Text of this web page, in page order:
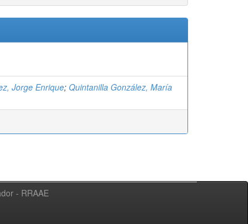
Jorge Enrique; Quintanilla González, María
- RRAAE